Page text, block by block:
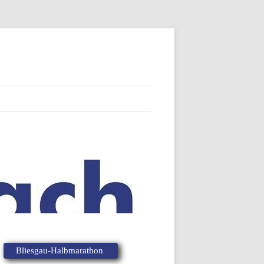
Bliesgau-Halbmarathon